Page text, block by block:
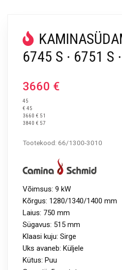
6745 S ∙ 6751 S
3660 €
45
€ 45
3660 € 51
3840 € 57
Tootekood: 66/1300-3010
Võimsus: 9 kW
Kõrgus: 1280/1340/1400 mm
Laius: 750 mm
Sügavus: 515 mm
Klaasi kuju: Sirge
Uks avaneb: Küljele
Kütus: Puu